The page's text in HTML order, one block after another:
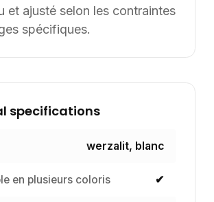
et ajusté selon les contraintes
spécifiques.
specifications
werzalit, blanc
en plusieurs coloris ✔